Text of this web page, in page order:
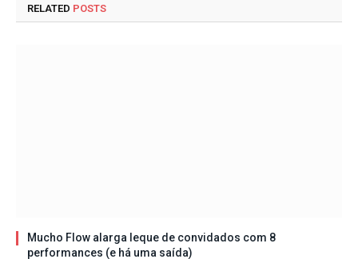
RELATED POSTS
Mucho Flow alarga leque de convidados com 8
performances (e há uma saída)